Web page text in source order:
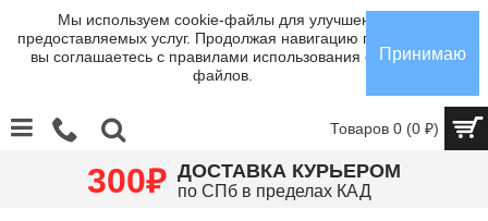
Мы используем cookie-файлы для улучшения
предоставляемых услуг. Продолжая навигацию по сайту,
вы соглашаетесь с правилами использования cookie-
файлов.
Принимаю
Товаров 0 (0 ₽)
300₽ ДОСТАВКА КУРЬЕРОМ
по СПб в пределах КАД